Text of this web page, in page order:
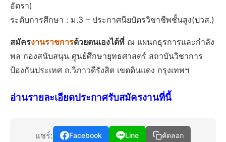
อัตรา)
ระดับการศึกษา : ม.3 – ประกาศนียบัตรวิชาชีพชั้นสูง(ปวส.)
สมัครงานราชการด้วยตนเองได้ที่ ณ แผนกธุรการและกำลัง
พล กองสนับสนุน ศูนย์ศึกษายุทธศาสตร์ สถาบันวิชาการ
ป้องกันประเทศ ถ.วิภาวดีรังสิต เขตดินแดง กรุงเทพฯ
อ่านรายละเอียดประกาศรับสมัครงานที่นี้
แชร์: Facebook Line คัดลอก